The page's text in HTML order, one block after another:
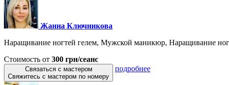
Жанна Ключникова
Наращивание ногтей гелем, Мужской маникюр, Наращивание
Стоимость от 300 грн/сеанс
Связаться с мастером
Свяжитесь с мастером по номеру
подробнее